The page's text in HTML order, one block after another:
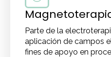
Parte de la
aplicación de campos
fines de apoyo en